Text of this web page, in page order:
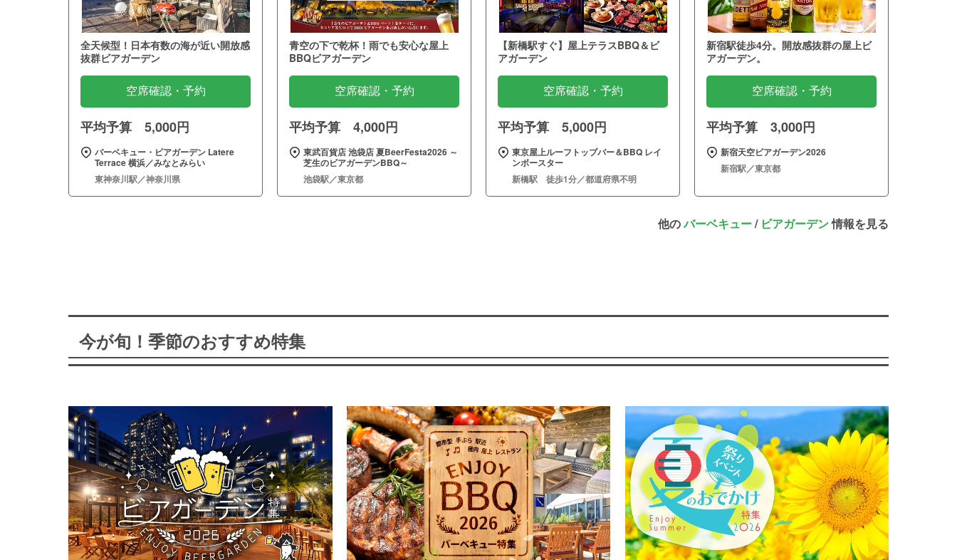
全天候型！日本有数の海が近い開放感
抜群ビアガーデン
空席確認・予約
平均予算 5,000円
バーベキュー・ビアガーデン Latere
Terrace 横浜／みなとみらい
東神奈川駅／神奈川県
青空の下で乾杯！雨でも安心な屋上
BBQビアガーデン
空席確認・予約
平均予算 4,000円
東武百貨店 池袋店 夏BeerFesta2026 ～
芝生のビアガーデンBBQ～
池袋駅／東京都
【新橋駅すぐ】屋上テラスBBQ＆ビ
アガーデン
空席確認・予約
平均予算 5,000円
東京屋上ルーフトップバー＆BBQ レイ
ンボースター
新橋駅 徒歩1分／都道府県不明
新宿駅徒歩4分。開放感抜群の屋上ビ
アガーデン。
空席確認・予約
平均予算 3,000円
新宿天空ビアガーデン2026
新宿駅／東京都
他のバーベキュー/ ビアガーデン情報を見る
今が旬！季節のおすすめ特集